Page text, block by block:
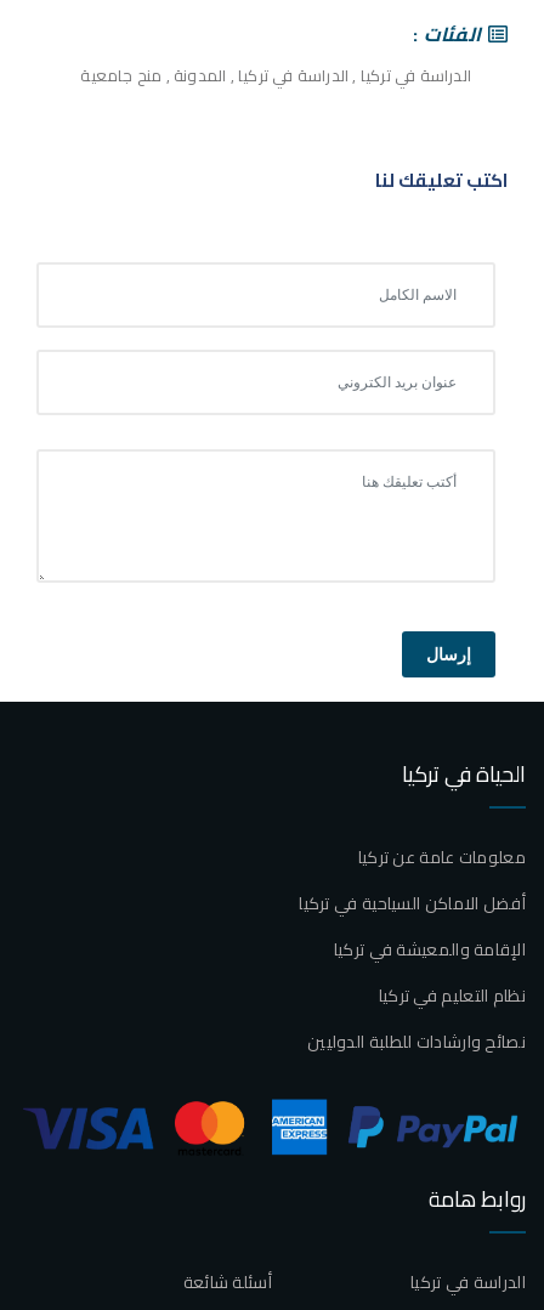
الفئات
الدراسة في تركيا ,الدراسة في تركيا , المدونة , منح جامعية
اكتب تعليقك لنا
إرسال
الحياة في تركيا
معلومات عامة عن تركيا
أفضل الاماكن السياحية في تركيا
الإقامة والمعيشة في تركيا
نظام التعليم في تركيا
نصائح وارشادات للطلبة الدوليين
روابط هامة
أسئلة شائعة
الدراسة في تركيا